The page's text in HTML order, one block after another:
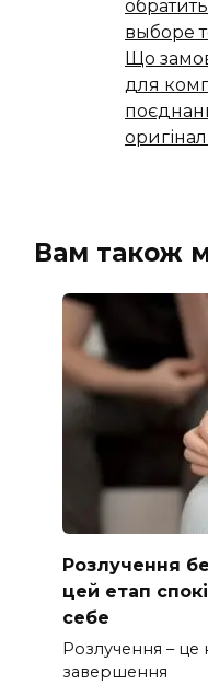
выборе
Що
для
Вам також
Розлучення
цей етап
себе
Розлучення –
завершення